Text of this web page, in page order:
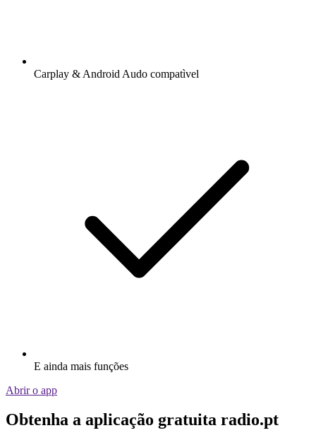
Carplay & Android Audo compatìvel
E ainda mais funções
Abrir o app
Obtenha a aplicação gratuita radio.pt